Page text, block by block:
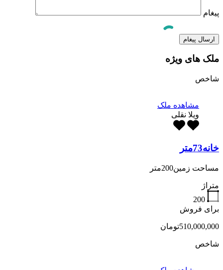
پیغام
ملک های ویژه
شاخص
مشاهده ملک
ویلا نقلی
خانه73متر
مساحت زمین200متر
متراژ
200
برای فروش
510,000,000تومان
شاخص